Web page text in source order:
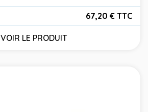
67,20 € TTC
VOIR LE PRODUIT